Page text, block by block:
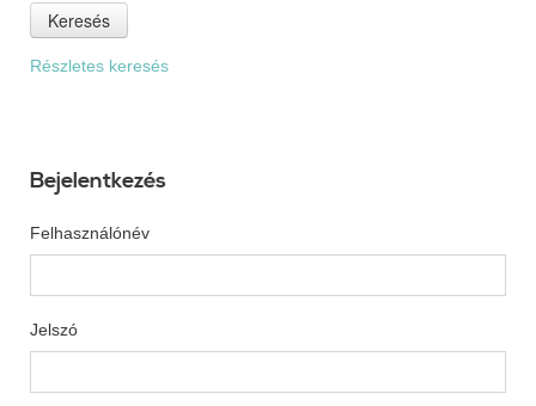
Keresés
Részletes keresés
Bejelentkezés
Felhasználónév
Jelszó